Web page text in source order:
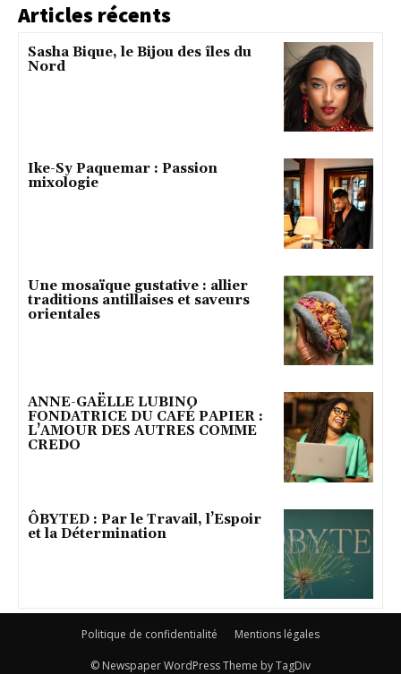
Articles récents
Sasha Bique, le Bijou des îles du
Nord
Ike-Sy Paquemar : Passion
mixologie
Une mosaïque gustative : allier
traditions antillaises et saveurs
orientales
ANNE-GAËLLE LUBINO
FONDATRICE DU CAFÉ PAPIER :
L’AMOUR DES AUTRES COMME
CREDO
ÔBYTED : Par le Travail, l’Espoir
et la Détermination
Politique de confidentialité Mentions légales
© Newspaper WordPress Theme by TagDiv